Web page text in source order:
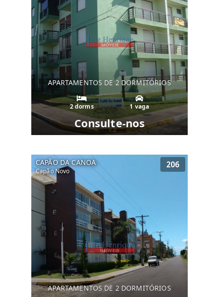
APARTAMENTOS DE 2 DORMITÓRIOS
2 dorms 1 vaga
Consulte-nos
CAPÃO DA CANOA
Capão Novo
206
APARTAMENTOS DE 2 DORMITÓRIOS